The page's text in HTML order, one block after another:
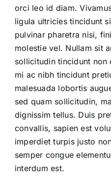
orci leo id diam.
ligula ultricies tincidunt
pulvinar pharetra nisi,
molestie vel. Nullam sit
sollicitudin tincidunt non
mi ac nibh tincidunt
malesuada lobortis
sed quam sollicitudin,
dignissim tellus. Duis
convallis, sapien est
imperdiet turpis justo
semper congue
interdum est.